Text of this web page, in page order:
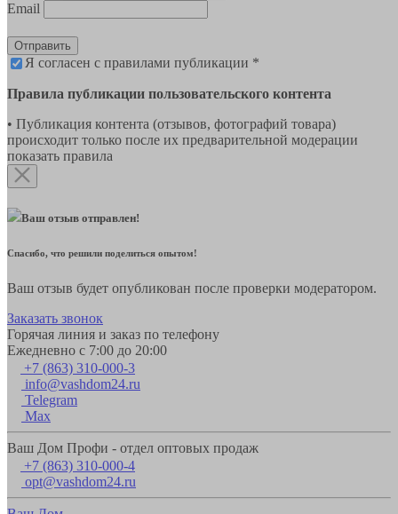
Email
Отправить
Я согласен с правилами публикации *
Правила публикации пользовательского контента
• Публикация контента (отзывов, фотографий товара)
происходит только после их предварительной модерации
показать правила
Ваш отзыв отправлен!
Спасибо, что решили поделиться опытом!
Ваш отзыв будет опубликован после проверки модератором.
Заказать звонок
Горячая линия и заказ по телефону
Ежедневно с 7:00 до 20:00
+7 (863) 310-000-3
info@vashdom24.ru
Telegram
Max
Ваш Дом Профи - отдел оптовых продаж
+7 (863) 310-000-4
opt@vashdom24.ru